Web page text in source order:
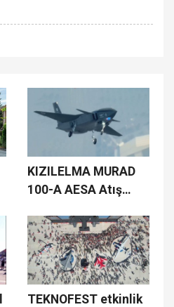
KIZILELMA MURAD
100-A AESA Atış
gökyüzünde
TEKNOFEST etkinlik